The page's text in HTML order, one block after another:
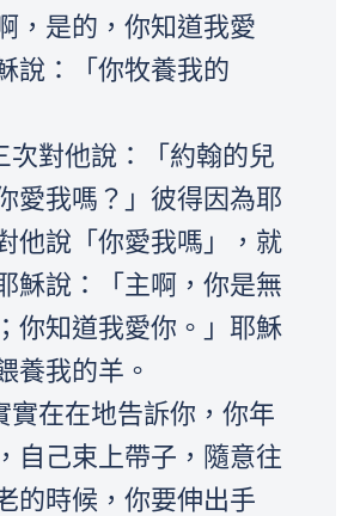
，是的，你知道我愛
說：「你牧養我的
次對他說：「約翰的兒
愛我嗎？」彼得因為耶
他說「你愛我嗎」，就
穌說：「主啊，你是無
你知道我愛你。」耶穌
養我的羊。
實在在地告訴你，你年
自己束上帶子，隨意往
的時候，你要伸出手